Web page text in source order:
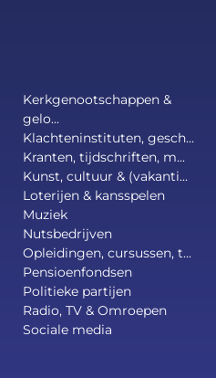
Kerkgenootschappen &
gelo...
Klachteninstituten, gesch...
Kranten, tijdschriften, m...
Kunst, cultuur & (vakanti...
Loterijen & kansspelen
Muziek
Nutsbedrijven
Opleidingen, cursussen, t...
Pensioenfondsen
Politieke partijen
Radio, TV & Omroepen
Sociale media